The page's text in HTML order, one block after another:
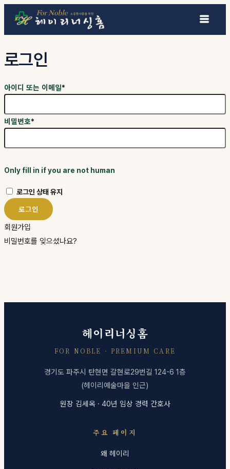
콘텐츠로 건너뛰기
로그인
아이디 또는 이메일*
비밀번호*
Only fill in if you are not human
로그인 상태 유지
회원가입
비밀번호를 잊으셨나요?
헤이리너싱홈
FOR NOBLE · PREMIUM CARE
경기도 파주시 탄현면 갈현로29번길 124-6 1층
(헤이리예술마을 인근)
원장 김세옥 · 40년 임상 경력 간호사
주요 페이지
왜 헤이리